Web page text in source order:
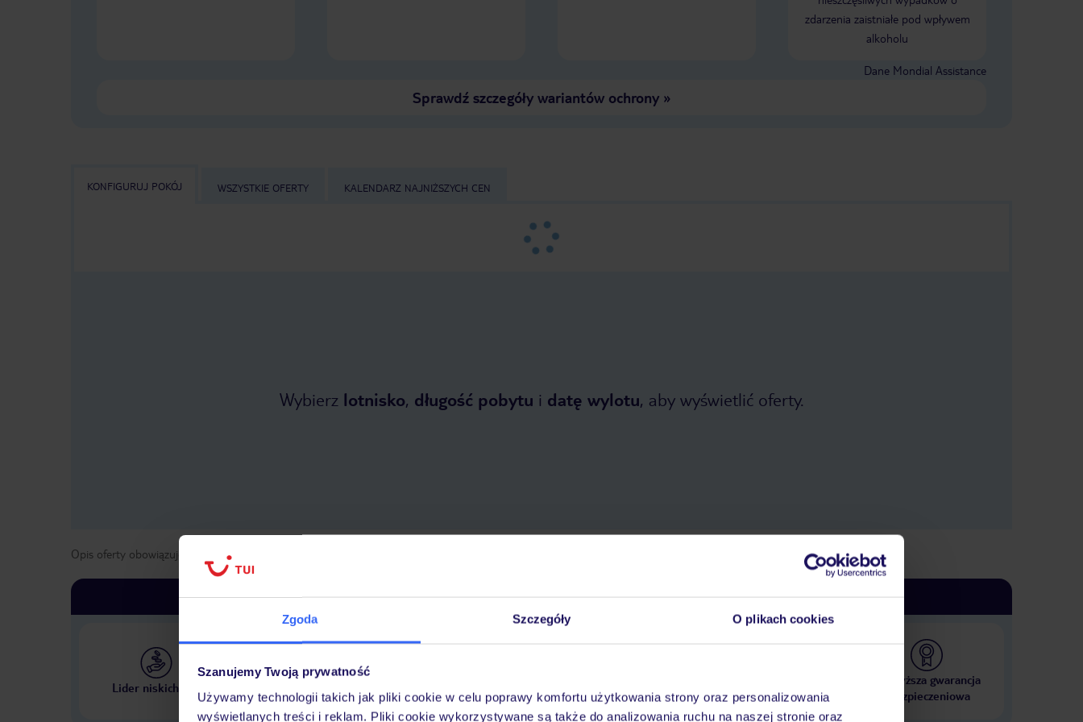
Zgoda Szczegóły O plikach cookies
Szanujemy Twoją prywatność
Używamy technologii takich jak pliki cookie w celu poprawy komfortu użytkowania strony oraz personalizowania
wyświetlanych treści i reklam. Pliki cookie wykorzystywane są także do analizowania ruchu na naszej stronie oraz
zdarzenia zaistniałe pod wpływem
alkoholu
Dane Mondial Assistance
Sprawdź szczegóły wariantów ochrony»
KONFIGURUJ POKÓJ WSZYSTKIE OFERTY KALENDARZ NAJNIŻSZYCH CEN
Wybierz lotnisko, długość pobytu i datę wylotu, aby wyświetlić oferty.
Opis oferty obowiązuje dla wyjazdów w terminie
Dlaczego warto wybrać TUI?
Lider niskich cen
Największe biuro podróży
w Polsce
wakacjach 24/7
krajach
Najwyższa gwarancja
ubezpieczeniowa